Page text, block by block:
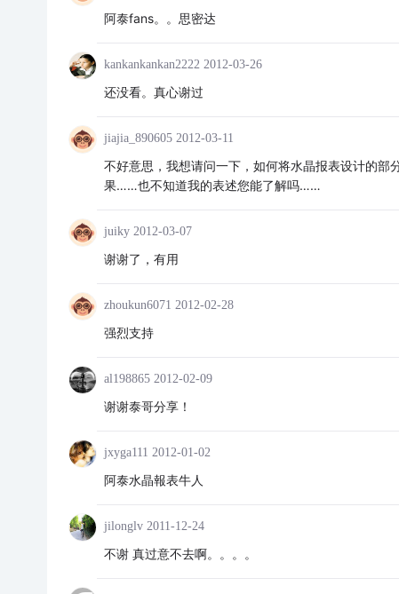
阿泰fans。。思密达
kankankankan2222 2012-03-26
还没看。真心谢过
jiajia_890605 2012-03-11
不好意思，我想请问一下，如何将水晶报表设计的
果……也不知道我的表述您能了解吗……
juiky 2012-03-07
谢谢了，有用
zhoukun6071 2012-02-28
强烈支持
al198865 2012-02-09
谢谢泰哥分享！
jxyga111 2012-01-02
阿泰水晶報表牛人
jilonglv 2011-12-24
不谢 真过意不去啊。。。。